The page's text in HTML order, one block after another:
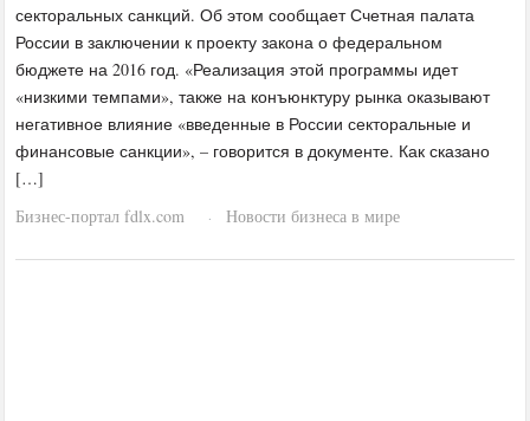
секторальных санкций. Об этом сообщает Счетная палата
России в заключении к проекту закона о федеральном
бюджете на 2016 год. «Реализация этой программы идет
«низкими темпами», также на конъюнктуру рынка оказывают
негативное влияние «введенные в России секторальные и
финансовые санкции», – говорится в документе. Как сказано
[…]
Бизнес-портал fdlx.com
· Новости бизнеса в мире